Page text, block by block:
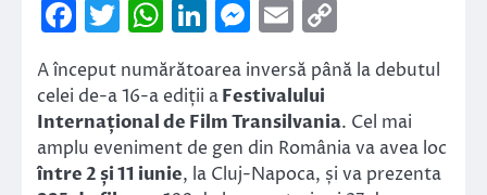
Facebook
Twitter
WhatsApp
LinkedIn
Messenger
Email
Link
A început numărătoarea inversă până la debutul
celei de-a 16-a ediții aFestivalului
Internațional de Film Transilvania. Cel mai
amplu eveniment de gen din România va avea loc
între 2 și 11 iunie, la Cluj-Napoca, și va prezenta